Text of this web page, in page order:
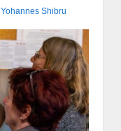
Yohannes Shibru